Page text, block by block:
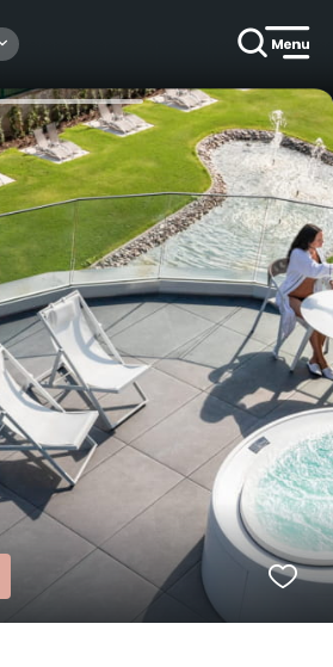
Grande Suite Spa privatif au 6717 Nature Hôtel et Spa Le Clos des Délices 4*